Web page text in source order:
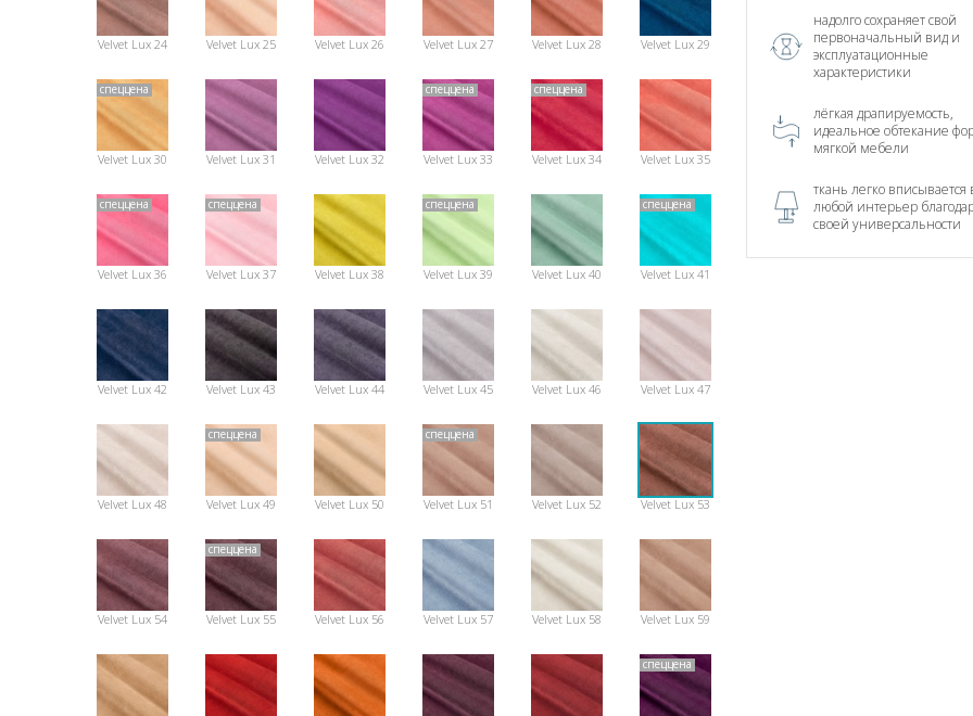
Velvet Lux 24 Velvet Lux 25 Velvet Lux 26 Velvet Lux 27 Velvet Lux 28 Velvet Lux 29
спеццена
Velvet Lux 30 Velvet Lux 31 Velvet Lux 32
спеццена
Velvet Lux 33
спеццена
Velvet Lux 34 Velvet Lux 35
спеццена
Velvet Lux 36
спеццена
Velvet Lux 37 Velvet Lux 38
спеццена
Velvet Lux 39 Velvet Lux 40
спеццена
Velvet Lux 41
Velvet Lux 42 Velvet Lux 43 Velvet Lux 44 Velvet Lux 45 Velvet Lux 46 Velvet Lux 47
Velvet Lux 48
спеццена
Velvet Lux 49 Velvet Lux 50
спеццена
Velvet Lux 51 Velvet Lux 52 Velvet Lux 53
Velvet Lux 54
спеццена
Velvet Lux 55 Velvet Lux 56 Velvet Lux 57 Velvet Lux 58 Velvet Lux 59
спеццена
надолго сохраняет свой
первоначальный вид и
эксплуатационные
характеристики
лёгкая драпируемость,
идеальное обтекание
мягкой мебели
ткань легко вписывается
любой интерьер
своей универсальности